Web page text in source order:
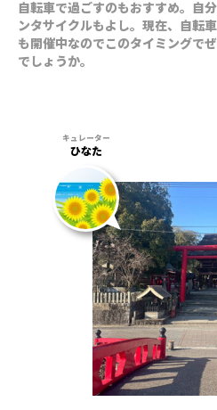
自転車で過ごすのもおすすめ。自
ンタサイクルもよし。現在、自転
も開催中なのでこのタイミングで
でしょうか。
ひなた